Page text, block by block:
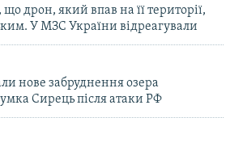
що дрон, який впав на її території,
У МЗС України відреагували
нове забруднення озера
Сирець після атаки РФ